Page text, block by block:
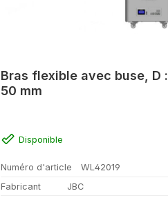
Bras flexible avec buse, D :
50 mm
Disponible
Numéro d'article
WL42019
Fabricant
JBC